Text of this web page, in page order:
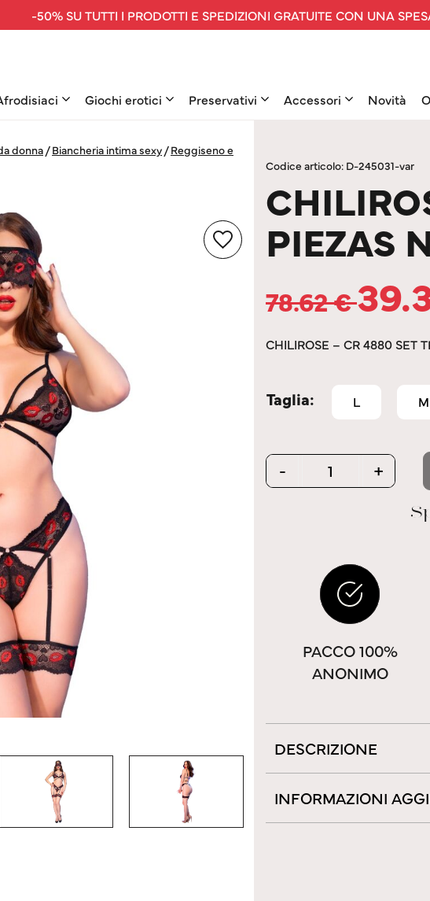
-50% SU TUTTI I PRODOTTI E SPEDIZIONI GRATUITE CON UNA
Giochi erotici Preservativi Accessori Novità
donna/Biancheria intima sexy /Reggiseno e
Codice articolo: D-245031-var
PIEZAS
78.62€
CHILIROSE – CR 4880 SET
Taglia L M
Quantity
- +
PACCO 100%
ANONIMO
DESCRIZIONE
INFORMAZIONI